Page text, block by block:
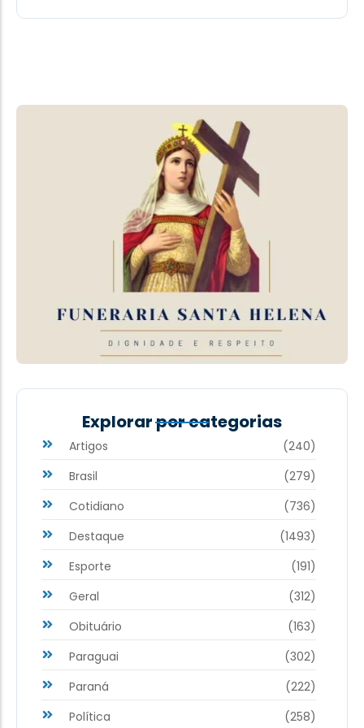
Explorar por categorias
Artigos
(240)
Brasil
(279)
Cotidiano
(736)
Destaque
(1493)
Esporte
(191)
Geral
(312)
Obituário
(163)
Paraguai
(302)
Paraná
(222)
Política
(258)